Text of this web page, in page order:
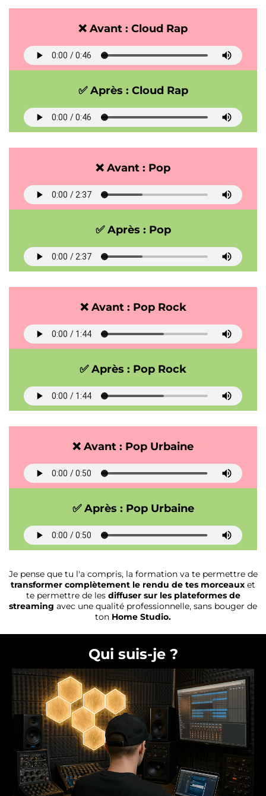
❌ Avant : Cloud Rap
✅ Après : Cloud Rap
❌ Avant : Pop
✅ Après : Pop
❌ Avant : Pop Rock
✅ Après : Pop Rock
❌ Avant : Pop Urbaine
✅ Après : Pop Urbaine
Je pense que tu l'a compris, la formation va te permettre de
transformer complètement le rendu de tes morceaux et
te permettre de les diffuser sur les plateformes de
streaming avec une qualité professionnelle, sans bouger de
ton Home Studio.
Qui suis-je ?